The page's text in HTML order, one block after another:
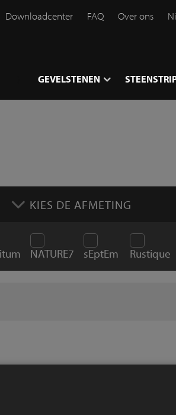
Downloadcenter FAQ Over ons
GEVELSTENEN
KIES DE AFMETING
NATURE7 sEptEm Rustique